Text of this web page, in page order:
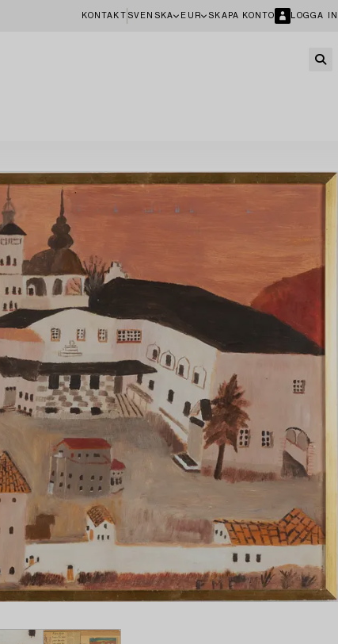
KONTAKT SVENSKA EUR SKAPA KONTO LOGGA IN